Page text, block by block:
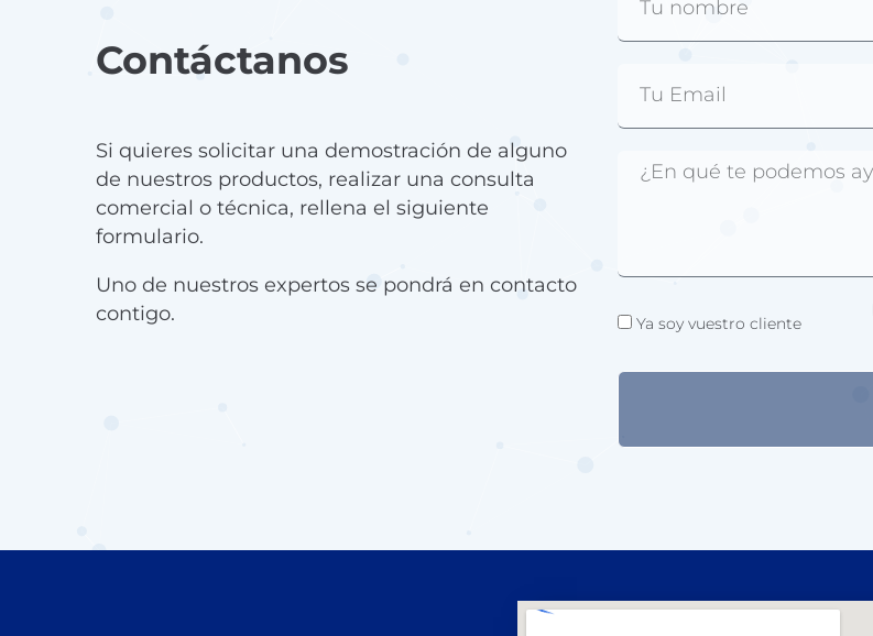
Contáctanos
Si quieres solicitar una demostración de alguno
de nuestros productos, realizar una consulta
comercial o técnica, rellena el siguiente
formulario.
Uno de nuestros expertos se pondrá en contacto
contigo.
Ya soy vuestro cliente